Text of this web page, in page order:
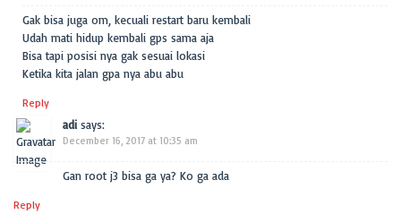
Gak bisa juga om, kecuali restart baru kembali
Udah mati hidup kembali gps sama aja
Bisa tapi posisi nya gak sesuai lokasi
Ketika kita jalan gpa nya abu abu
Reply
adi says:
December 16, 2017 at 10:35 am
Gan root j3 bisa ga ya? Ko ga ada
Reply